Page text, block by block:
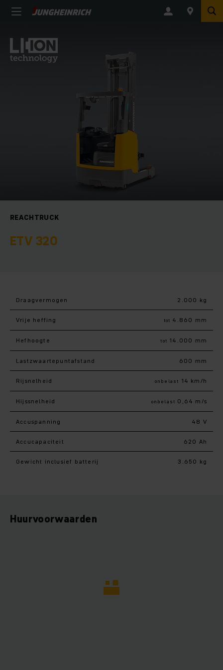
REACHTRUCK
ETV 320
Draagvermogen 2.000 kg
Vrije heffing tot 4.860 mm
Hefhoogte tot 14.000 mm
Lastzwaartepuntafstand 600 mm
Rijsnelheid onbelast 14 km/h
Hijssnelheid onbelast 0,64 m/s
Accuspanning 48 V
Accucapaciteit 620 Ah
Gewicht inclusief batterij 3.650 kg
Huurvoorwaarden